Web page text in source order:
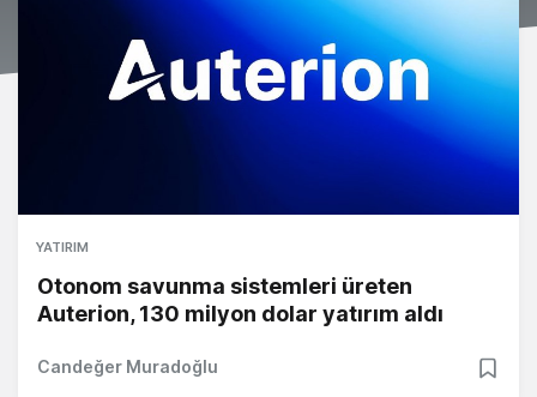
YATIRIM
Otonom savunma sistemleri üreten
Auterion, 130 milyon dolar yatırım aldı
Candeğer Muradoğlu